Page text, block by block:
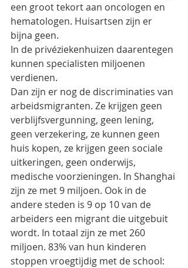
een groot tekort aan oncologen en
hematologen. Huisartsen zijn er
bijna geen.
In de privéziekenhuizen daarentegen
kunnen specialisten miljoenen
verdienen.
Dan zijn er nog de discriminaties van
arbeidsmigranten. Ze krijgen geen
verblijfsvergunning, geen lening,
geen verzekering, ze kunnen geen
huis kopen, ze krijgen geen sociale
uitkeringen, geen onderwijs,
medische voorzieningen. In Shanghai
zijn ze met 9 miljoen. Ook in de
andere steden is 9 op 10 van de
arbeiders een migrant die uitgebuit
wordt. In totaal zijn ze met 260
miljoen. 83% van hun kinderen
stoppen vroegtijdig met de school: